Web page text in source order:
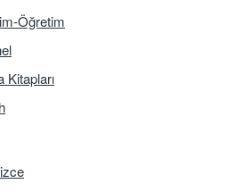
Öğretim
Kitapları